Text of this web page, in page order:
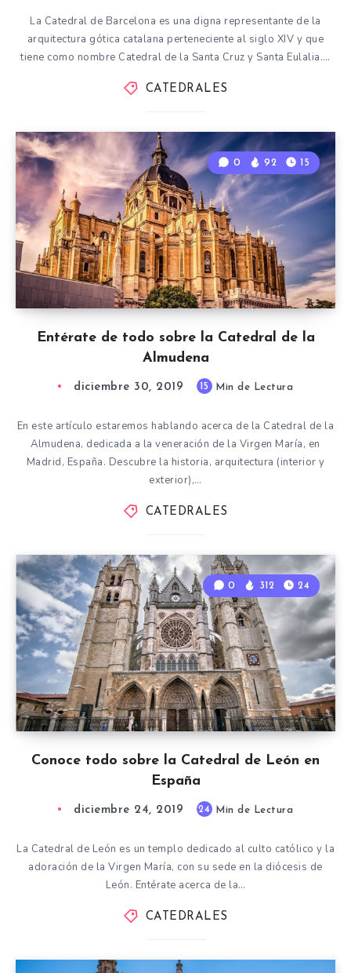
La Catedral de Barcelona es una digna representante de la
arquitectura gótica catalana perteneciente al siglo XIV y que
tiene como nombre Catedral de la Santa Cruz y Santa Eulalia….
CATEDRALES
Entérate de todo sobre la Catedral de la
Almudena
0 92 15
diciembre 30, 2019 15 Min de Lectura
En este artículo estaremos hablando acerca de la Catedral de la
Almudena, dedicada a la veneración de la Virgen María, en
Madrid, España. Descubre la historia, arquitectura (interior y
exterior),…
CATEDRALES
Conoce todo sobre la Catedral de León en
España
0 312 24
diciembre 24, 2019 24Min de Lectura
La Catedral de León es un templo dedicado al culto católico y la
adoración de la Virgen María, con su sede en la diócesis de
León. Entérate acerca de la…
CATEDRALES